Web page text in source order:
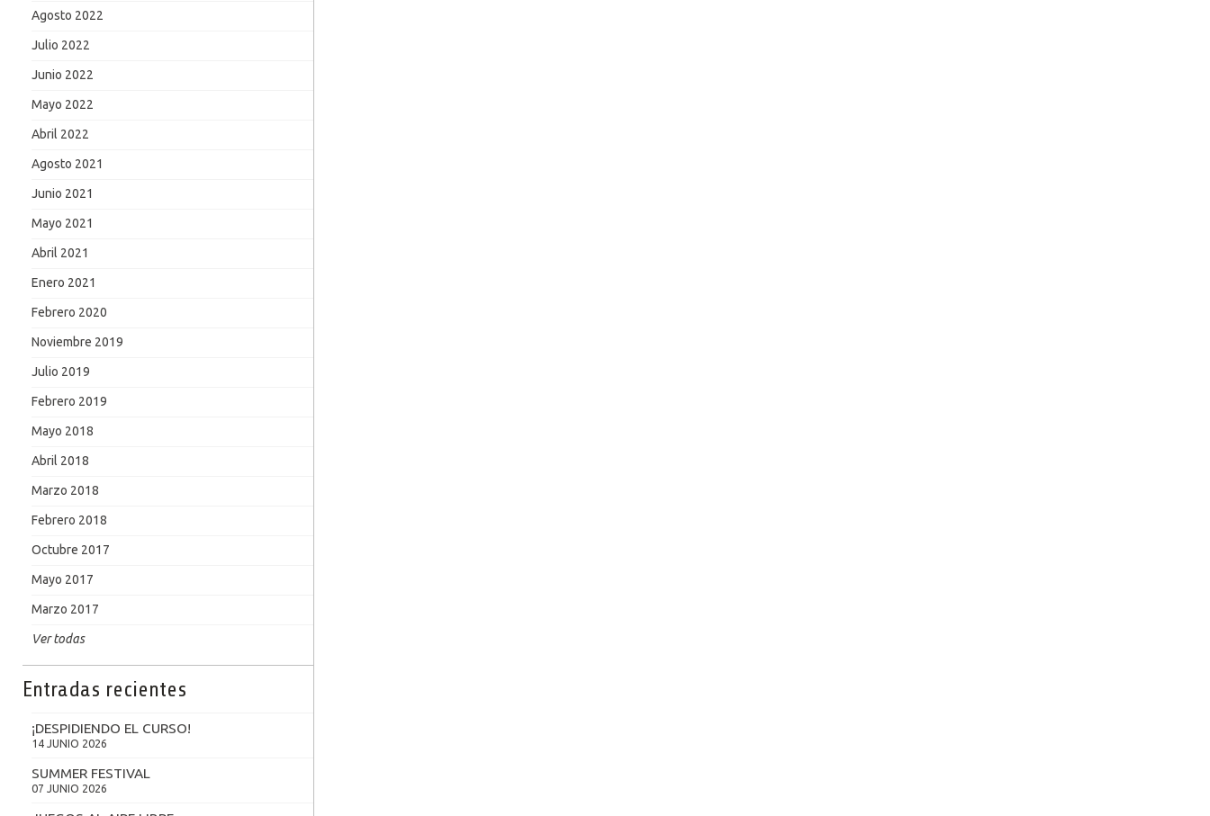
Agosto 2022
Julio 2022
Junio 2022
Mayo 2022
Abril 2022
Agosto 2021
Junio 2021
Mayo 2021
Abril 2021
Enero 2021
Febrero 2020
Noviembre 2019
Julio 2019
Febrero 2019
Mayo 2018
Abril 2018
Marzo 2018
Febrero 2018
Octubre 2017
Mayo 2017
Marzo 2017
Ver todas
Entradas recientes
¡DESPIDIENDO EL CURSO!
14 JUNIO 2026
SUMMER FESTIVAL
07 JUNIO 2026